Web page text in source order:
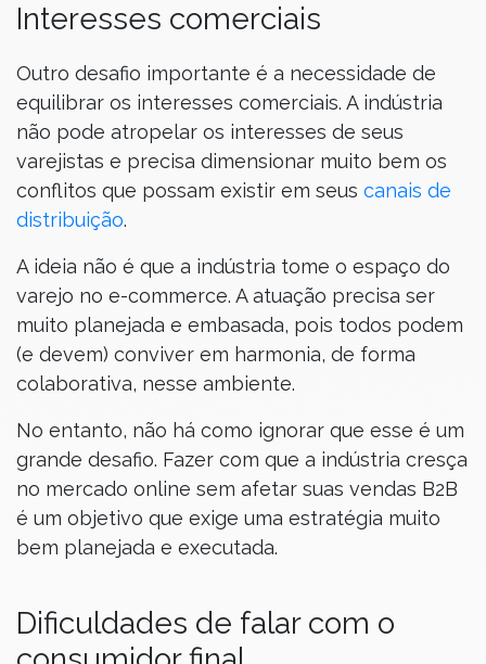
Interesses comerciais
Outro desafio importante é a necessidade de
equilibrar os interesses comerciais. A indústria
não pode atropelar os interesses de seus
varejistas e precisa dimensionar muito bem os
conflitos que possam existir em seus canais de
distribuição.
A ideia não é que a indústria tome o espaço do
varejo no e-commerce. A atuação precisa ser
muito planejada e embasada, pois todos podem
(e devem) conviver em harmonia, de forma
colaborativa, nesse ambiente.
No entanto, não há como ignorar que esse é um
grande desafio. Fazer com que a indústria cresça
no mercado online sem afetar suas vendas B2B
é um objetivo que exige uma estratégia muito
bem planejada e executada.
Dificuldades de falar com o